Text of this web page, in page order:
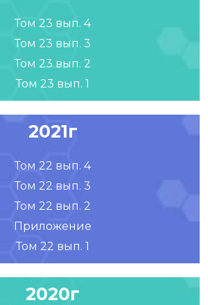
Том 23 вып. 4
Том 23 вып. 3
Том 23 вып. 2
Том 23 вып. 1
2021г
Том 22 вып. 4
Том 22 вып. 3
Том 22 вып. 2
Приложение
Том 22 вып. 1
2020г